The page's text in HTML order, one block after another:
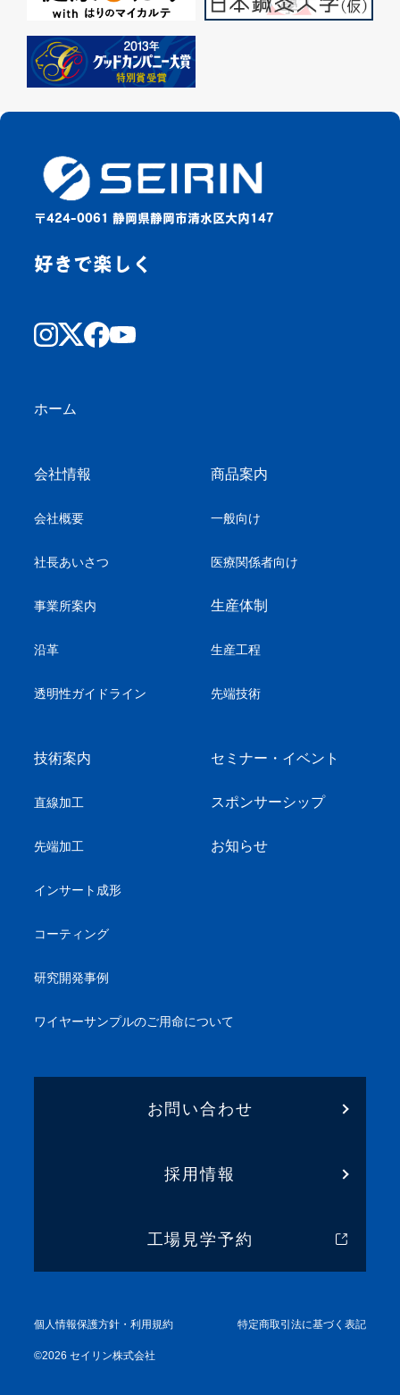
〒424-0061 静岡県静岡市清水区大内147
好きで楽しく
ホーム
会社情報
会社概要
社長あいさつ
事業所案内
沿革
透明性ガイドライン
商品案内
一般向け
医療関係者向け
生産体制
生産工程
先端技術
技術案内
直線加工
先端加工
インサート成形
コーティング
研究開発事例
ワイヤーサンプルのご用命について
セミナー・イベント
スポンサーシップ
お知らせ
お問い合わせ
採用情報
工場見学予約
©2026 セイリン株式会社
個人情報保護方針・利用規約 特定商取引法に基づく表記